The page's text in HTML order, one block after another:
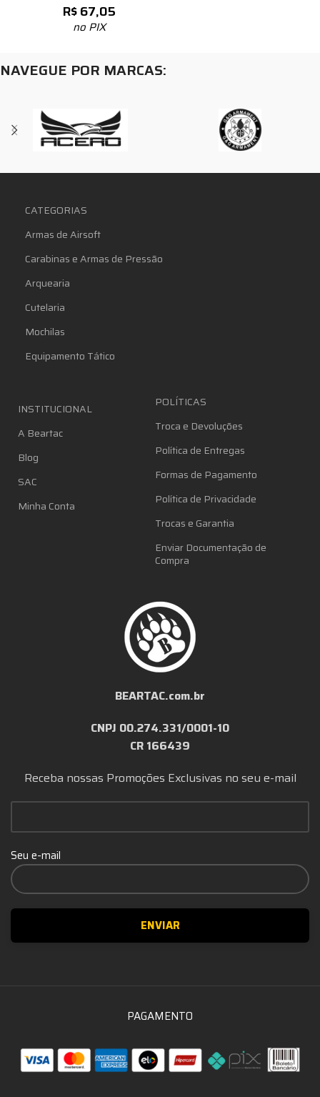
R$67,05
no PIX
NAVEGUE POR MARCAS:
CATEGORIAS
Armas de Airsoft
Carabinas e Armas de Pressão
Arquearia
Cutelaria
Mochilas
Equipamento Tático
INSTITUCIONAL
A Beartac
Blog
SAC
Minha Conta
POLÍTICAS
Troca e Devoluções
Política de Entregas
Formas de Pagamento
Política de Privacidade
Trocas e Garantia
Enviar Documentação de
Compra
BEARTAC.com.br
CNPJ 00.274.331/0001-10
CR 166439
Receba nossas Promoções Exclusivas no seu e-mail
Seu e-mail
PAGAMENTO